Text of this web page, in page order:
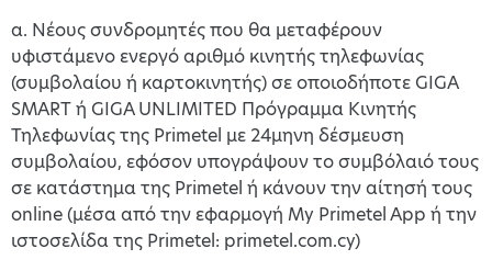
α. Νέους συνδρομητές που θα μεταφέρουν
υφιστάμενο ενεργό αριθμό κινητής τηλεφωνίας
(συμβολαίου ή καρτοκινητής) σε οποιοδήποτε GIGA
SMART ή GIGA UNLIMITED Πρόγραμμα Κινητής
Τηλεφωνίας της Primetel με 24μηνη δέσμευση
συμβολαίου, εφόσον υπογράψουν το συμβόλαιό τους
σε κατάστημα της Primetel ή κάνουν την αίτησή τους
online (μέσα από την εφαρμογή My Primetel App ή την
ιστοσελίδα της Primetel: primetel.com.cy)